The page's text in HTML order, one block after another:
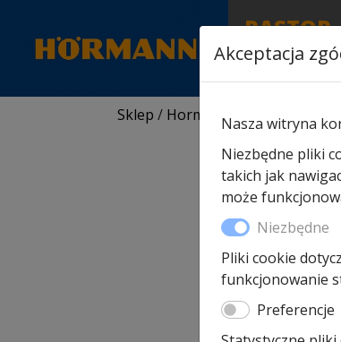
RASTOR
PARTNER &
Sklep / Hormann części zamienne
Akceptacja
Nasza witryna
Niezbędne pliki
takich jak
może
Niezbędne
Pliki cookie
funkcjonowanie
Preferencje